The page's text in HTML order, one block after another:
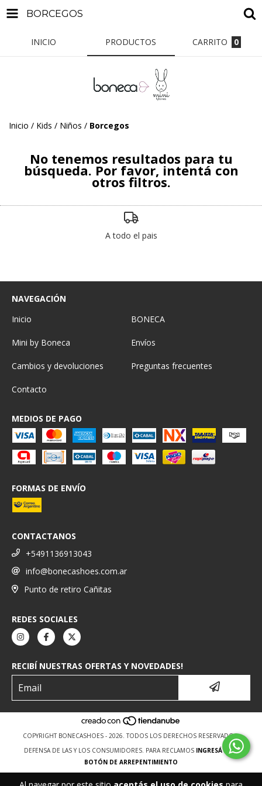
BORCEGOS
INICIO PRODUCTOS CARRITO 0
Inicio / Kids / Niños / Borcegos
No tenemos resultados para tu
búsqueda. Por favor, intentá con
otros filtros.
A todo el pais
NAVEGACIÓN
Inicio
BONECA
Mini by Boneca Envíos
Cambios y devoluciones Preguntas frecuentes
Contacto
MEDIOS DE PAGO
FORMAS DE ENVÍO
CONTACTANOS
+5491136913043
info@bonecashoes.com.ar
Punto de retiro Cañitas
REDES SOCIALES
RECIBÍ NUESTRAS OFERTAS Y NOVEDADES!
COPYRIGHT BONECASHOES - 2026. TODOS LOS DERECHOS RESERVADOS.
DEFENSA DE LAS Y LOS CONSUMIDORES. PARA RECLAMOS INGRESÁ ACÁ.
BOTÓN DE ARREPENTIMIENTO